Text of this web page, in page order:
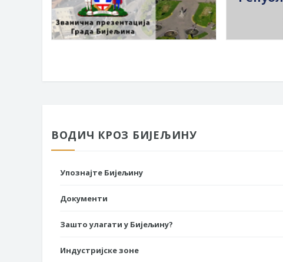
ВОДИЧ КРОЗ БИЈЕЉИНУ
Упознајте Бијељину
Документи
Зашто улагати у Бијељину?
Индустријске зоне